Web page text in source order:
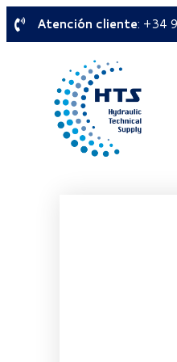
Atención cliente: +34